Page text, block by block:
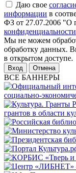
Даю свое
информации в
ФЗ от 27.07.2006 "О
конфиденциальности
Мы не можем
обработку данных.
в открытом доступе.
Отмена
ВСЕ БАННЕРЫ